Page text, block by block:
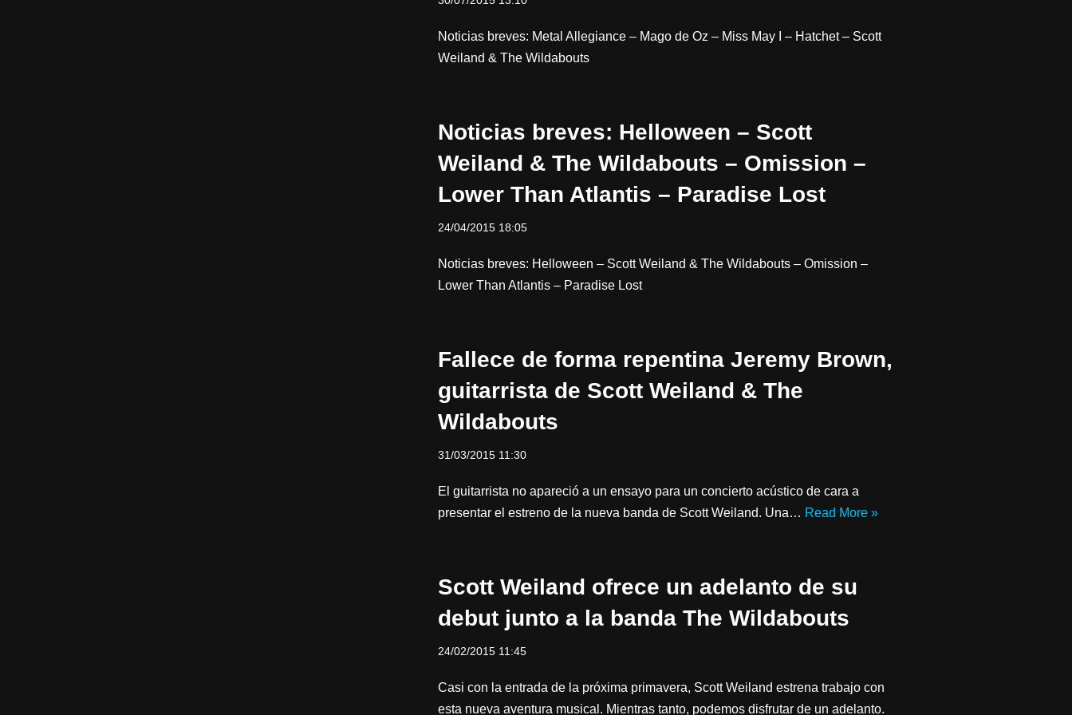
Noticias breves: Metal Allegiance – Mago de Oz – Miss May I – Hatchet – Scott
Weiland & The Wildabouts
Noticias breves: Helloween – Scott
Weiland & The Wildabouts – Omission –
Lower Than Atlantis – Paradise Lost
24/04/2015 18:05
Noticias breves: Helloween – Scott Weiland & The Wildabouts – Omission –
Lower Than Atlantis – Paradise Lost
Fallece de forma repentina Jeremy Brown,
guitarrista de Scott Weiland & The
Wildabouts
31/03/2015 11:30
El guitarrista no apareció a un ensayo para un concierto acústico de cara a
presentar el estreno de la nueva banda de Scott Weiland. Una… Read More »
Scott Weiland ofrece un adelanto de su
debut junto a la banda The Wildabouts
24/02/2015 11:45
Casi con la entrada de la próxima primavera, Scott Weiland estrena trabajo con
esta nueva aventura musical. Mientras tanto, podemos disfrutar de un adelanto.